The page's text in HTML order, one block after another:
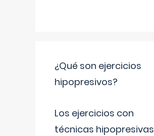
¿Qué son ejercicios
hipopresivos?
Los ejercicios con
técnicas hipopresivas